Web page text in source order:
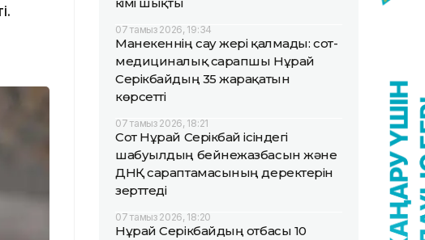
07 тамыз 2026, 19:34
Манекеннің сау жері қалмады: сот-
медициналық сарапшы Нұрай
Серікбайдың 35 жарақатын
көрсетті
07 тамыз 2026, 18:21
Сот Нұрай Серікбай ісіндегі
шабуылдың бейнежазбасын және
ДНҚ сараптамасының деректерін
зерттеді
07 тамыз 2026, 18:20
Нұрай Серікбайдың отбасы 10